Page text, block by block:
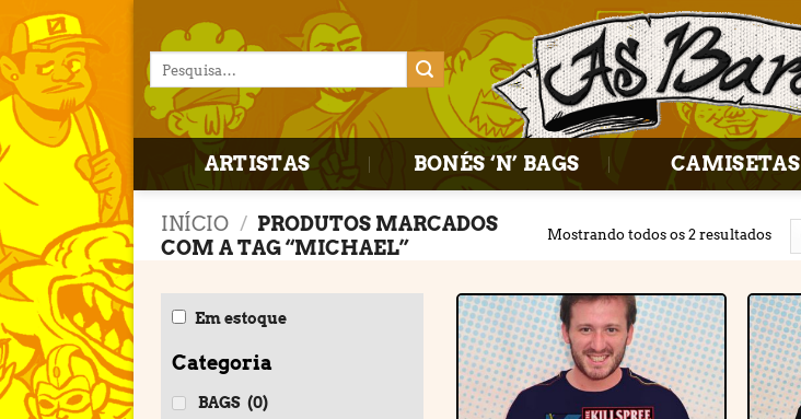
content
Pesquisar
por:
ARTISTAS BONÉS ‘N’ BAGS CAMISETAS
INÍCIO / PRODUTOS MARCADOS
COM A TAG “MICHAEL”
Mostrando todos os 2 resultados
Em estoque
Categoria
BAGS (0)
Adicionar
à lista de
desejos